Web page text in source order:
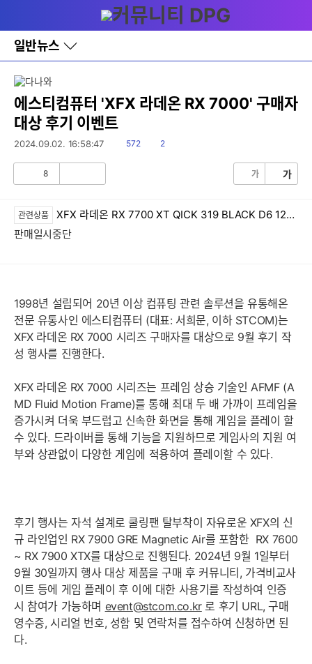
와
홈
일반뉴스
바
로
레
이
어
창
토
에스티컴퓨터 'XFX 라데온 RX 7000' 구매자
대상 후기 이벤트
2024.09.02. 16:58:47
읽
572
댓
2
8 가 가
관련상품
XFX 라데온 RX 7700 XT QICK 319 BLACK D6 12GB
판매일시중단
1998년 설립되어 20년 이상 컴퓨팅 관련 솔루션을 유통해온
전문 유통사인 에스티컴퓨터 (대표: 서희문, 이하 STCOM)는
XFX 라데온 RX 7000 시리즈 구매자를 대상으로 9월 후기 작
성 행사를 진행한다.
XFX 라데온 RX 7000 시리즈는 프레임 상승 기술인 AFMF (A
MD Fluid Motion Frame)를 통해 최대 두 배 가까이 프레임을
증가시켜 더욱 부드럽고 신속한 화면을 통해 게임을 플레이 할
수 있다. 드라이버를 통해 기능을 지원하므로 게임사의 지원 여
부와 상관없이 다양한 게임에 적용하여 플레이할 수 있다.
후기 행사는 자석 설계로 쿨링팬 탈부착이 자유로운 XFX의 신
규 라인업인 RX 7900 GRE Magnetic Air를 포함한 RX 7600
~ RX 7900 XTX를 대상으로 진행된다. 2024년 9월 1일부터
9월 30일까지 행사 대상 제품을 구매 후 커뮤니티, 가격비교사
이트 등에 게임 플레이 후 이에 대한 사용기를 작성하여 인증
시 참여가 가능하며 event@stcom.co.kr로 후기 URL, 구매
영수증, 시리얼 번호, 성함 및 연락처를 접수하여 신청하면 된
다.